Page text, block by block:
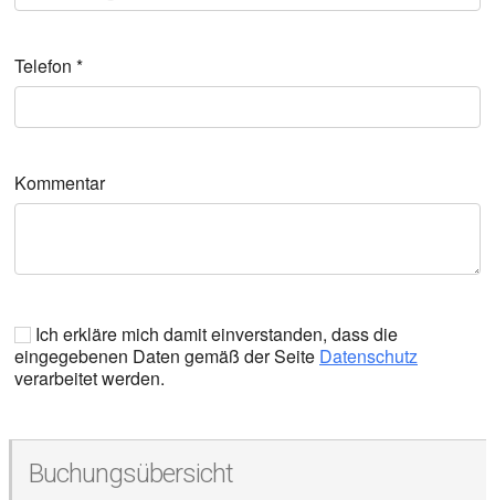
Telefon *
Kommentar
Ich erkläre mich damit einverstanden, dass die
eingegebenen Daten gemäß der Seite Datenschutz
verarbeitet werden.
Buchungsübersicht